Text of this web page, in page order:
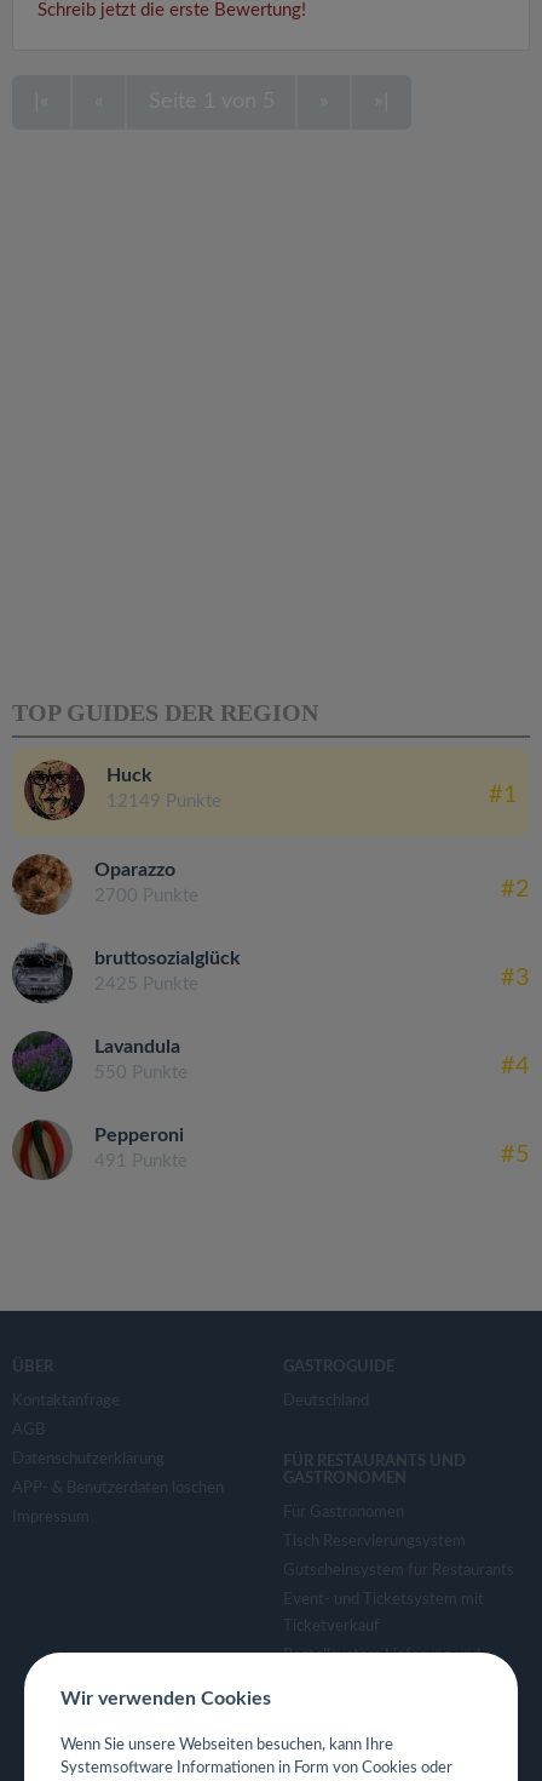
Schreib jetzt die erste Bewertung!
TOP GUIDES DER REGION
Huck
12149 Punkte #1
Oparazzo
2700 Punkte #2
bruttosozialglück
2425 Punkte #3
Lavandula
550 Punkte #4
Pepperoni
491 Punkte #5
ÜBER
Kontaktanfrage
AGB
Datenschutzerklärung
APP- & Benutzerdaten löschen
Impressum
GASTROGUIDE
Deutschland
FÜR RESTAURANTS UND
GASTRONOMEN
Für Gastronomen
Tisch Reservierungsystem
Gutscheinsystem für Restaurants
Event- und Ticketsystem mit
Ticketverkauf
Bestellsystem Lieferung und
Eigene App für Restaurant
Wir verwenden Cookies
Wenn Sie unsere Webseiten besuchen, kann Ihre
Systemsoftware Informationen in Form von Cookies oder